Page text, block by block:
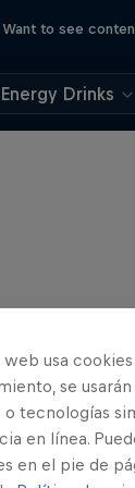
Want to see
Energy Drinks
web usa
se
tecnologías
en línea.
en el pie de